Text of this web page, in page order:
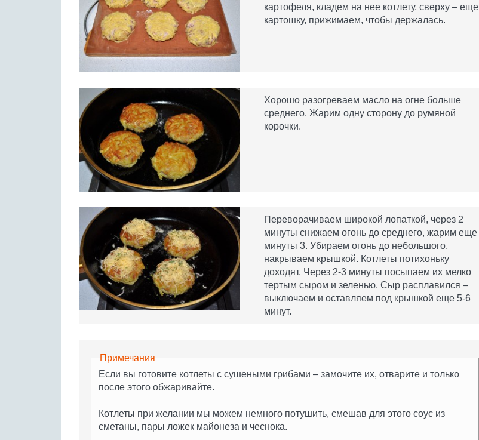
картофеля, кладем на нее котлету, сверху – еще
картошку, прижимаем, чтобы держалась.
Хорошо разогреваем масло на огне больше
среднего. Жарим одну сторону до румяной
корочки.
Переворачиваем широкой лопаткой, через 2
минуты снижаем огонь до среднего, жарим еще
минуты 3. Убираем огонь до небольшого,
накрываем крышкой. Котлеты потихоньку
доходят. Через 2-3 минуты посыпаем их мелко
тертым сыром и зеленью. Сыр расплавился –
выключаем и оставляем под крышкой еще 5-6
минут.
Примечания
Если вы готовите котлеты с сушеными грибами – замочите их, отварите и только
после этого обжаривайте.
Котлеты при желании мы можем немного потушить, смешав для этого соус из
сметаны, пары ложек майонеза и чеснока.